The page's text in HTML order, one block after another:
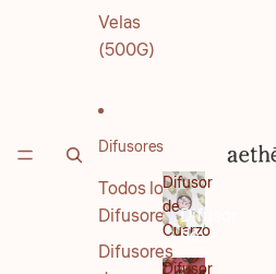
Velas
(500G)
Difusores
Todos los
Difusores
Difusores
Difusor
de
Cuarzo
Difusor
de
Cuarzo
Difusor